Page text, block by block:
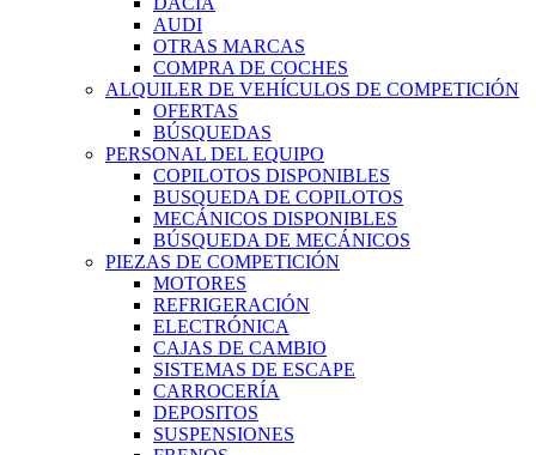
AUDI
OTRAS MARCAS
COMPRA DE COCHES
ALQUILER DE VEHÍCULOS DE COMPETICIÓN
OFERTAS
BÚSQUEDAS
PERSONAL DEL EQUIPO
COPILOTOS DISPONIBLES
BUSQUEDA DE COPILOTOS
MECÁNICOS DISPONIBLES
BÚSQUEDA DE MECÁNICOS
PIEZAS DE COMPETICIÓN
MOTORES
REFRIGERACIÓN
ELECTRÓNICA
CAJAS DE CAMBIO
SISTEMAS DE ESCAPE
CARROCERÍA
DEPOSITOS
SUSPENSIONES